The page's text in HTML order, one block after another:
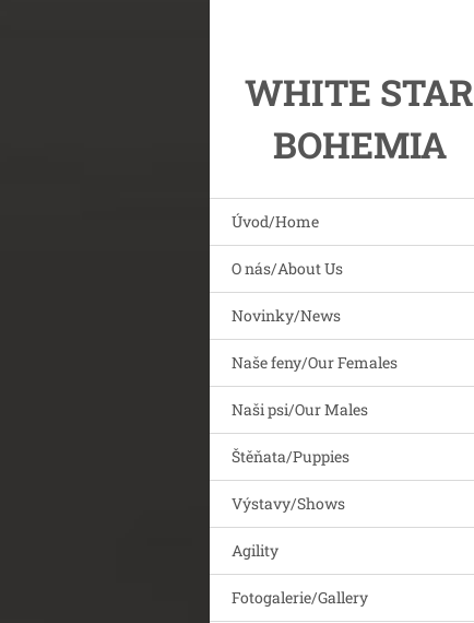
WHITE STAR
BOHEMIA
Úvod/Home
O nás/About Us
Novinky/News
Naše feny/Our Females
Naši psi/Our Males
Štěňata/Puppies
Výstavy/Shows
Agility
Fotogalerie/Gallery